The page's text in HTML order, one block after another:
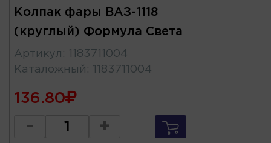
Колпак фары ВАЗ-1118
(круглый) Формула Света
Артикул :
1183711004
Каталожный : 1183711004
136.80
- +